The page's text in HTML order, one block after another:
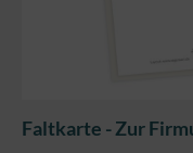
Faltkarte - Zur